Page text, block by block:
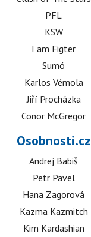
PFL
KSW
I am Figter
Sumó
Karlos Vémola
Jiří Procházka
Conor McGregor
Osobnosti.cz
Andrej Babiš
Petr Pavel
Hana Zagorová
Kazma Kazmitch
Kim Kardashian